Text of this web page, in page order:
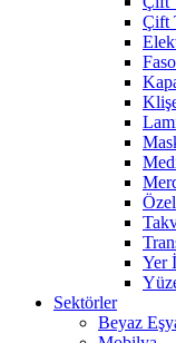
Çift
Yer
Sektörler
Beyaz